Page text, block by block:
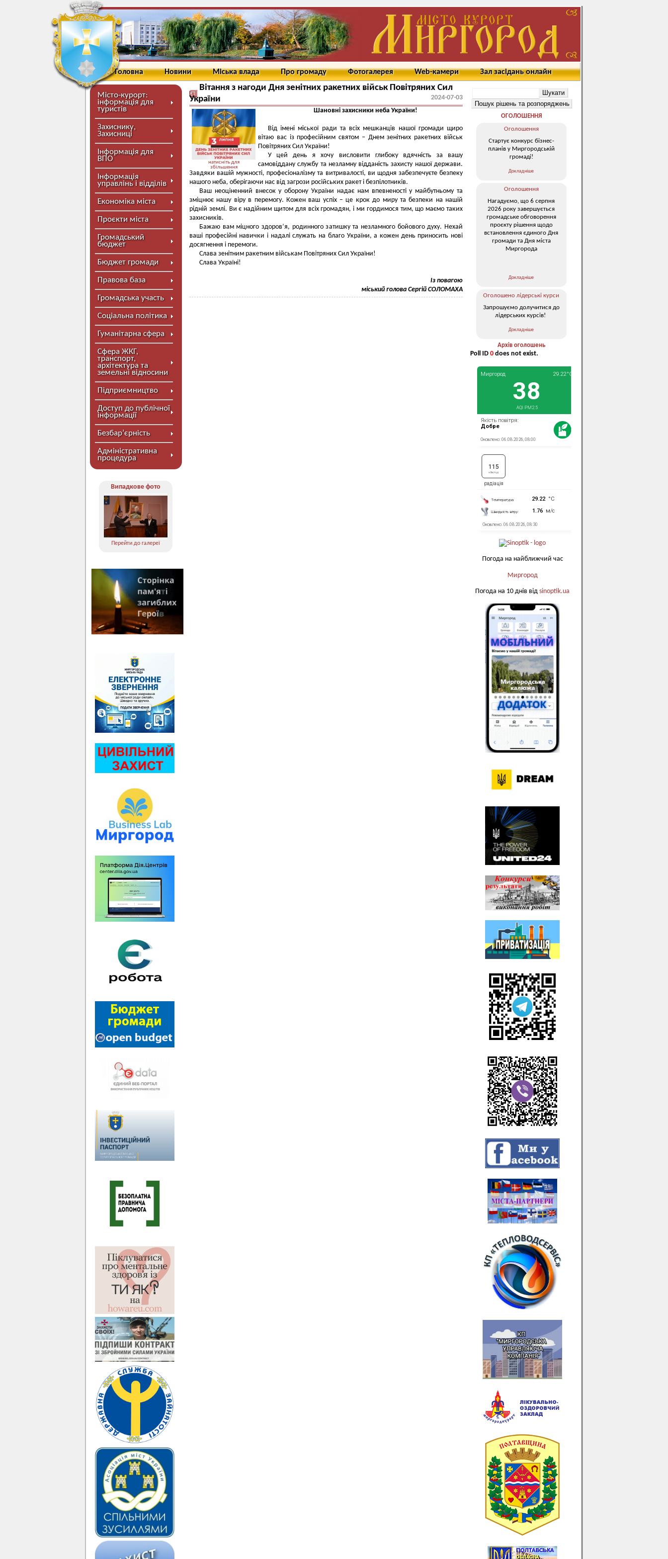
Головна Новини Міська влада Про громаду Фотогалерея Web-камери Зал засідань онлайн
Місто-курорт:
інформація для
туристів
Захиснику,
Захисниці
Інформація для
ВПО
Інформація
управлінь і відділів
Економіка міста
Проєкти міста
Громадський
бюджет
Бюджет громади
Правова база
Громадська участь
Соціальна політика
Гуманітарна сфера
Сфера ЖКГ,
транспорт,
архітектура та
земельні відносини
Підприємництво
Доступ до публічної
інформації
Безбар’єрність
Адміністративна
процедура
Випадкове фото
Перейти до галереї
Вітання з нагоди Дня зенітних ракетних військ Повітряних Сил
України
2024-07-03
натисніть для
збільшення
Шановні захисники неба України!
Від імені міської ради та всіх мешканців нашої громади щиро
вітаю вас із професійним святом – Днем зенітних ракетних військ
Повітряних Сил України!
У цей день я хочу висловити глибоку вдячність за вашу
самовіддану службу та незламну відданість захисту нашої держави.
Завдяки вашій мужності, професіоналізму та витривалості, ви щодня забезпечуєте безпеку
нашого неба, оберігаючи нас від загрози російських ракет і безпілотників.
Ваш неоціненний внесок у оборону України надає нам впевненості у майбутньому та
зміцнює нашу віру в перемогу. Кожен ваш успіх – це крок до миру та безпеки на нашій
рідній землі. Ви є надійним щитом для всіх громадян, і ми гордимося тим, що маємо таких
захисників.
Бажаю вам міцного здоров’я, родинного затишку та незламного бойового духу. Нехай
ваші професійні навички і надалі служать на благо України, а кожен день приносить нові
досягнення і перемоги.
Слава зенітним ракетним військам Повітряних Сил України!
Слава Україні!
Із повагою
міський голова Сергій СОЛОМАХА
ОГОЛОШЕННЯ
Оголошення
Стартує конкурс бізнес-
планів у Миргородській
громаді!
Докладніше
Оголошення
Нагадуємо, що 6 серпня
2026 року завершується
громадське обговорення
проєкту рішення щодо
встановлення єдиного Дня
громади та Дня міста
Миргорода
Докладніше
Оголошено лідерські курси
Запрошуємо долучитися до
лідерських курсів!
Докладніше
Архів оголошень
Poll ID 0 does not exist.
Погода на найближчий час
Миргород
Погода на 10 днів від sinoptik.ua